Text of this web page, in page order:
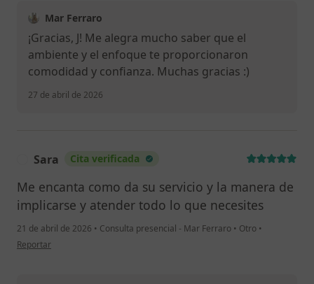
Mar Ferraro
¡Gracias, J! Me alegra mucho saber que el
ambiente y el enfoque te proporcionaron
comodidad y confianza. Muchas gracias :)
27 de abril de 2026
Sara Cita verificada
Me encanta como da su servicio y la manera de
implicarse y atender todo lo que necesites
21 de abril de 2026 • Consulta presencial - Mar Ferraro • Otro •
en opinión del usuario Sara
Reportar